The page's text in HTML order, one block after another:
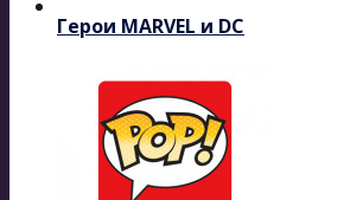
Герои MARVEL и DC